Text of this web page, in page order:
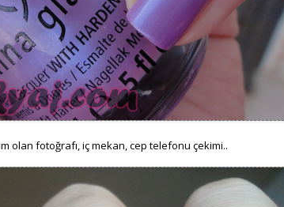
olan fotoğrafı, iç mekan, cep telefonu çekimi..